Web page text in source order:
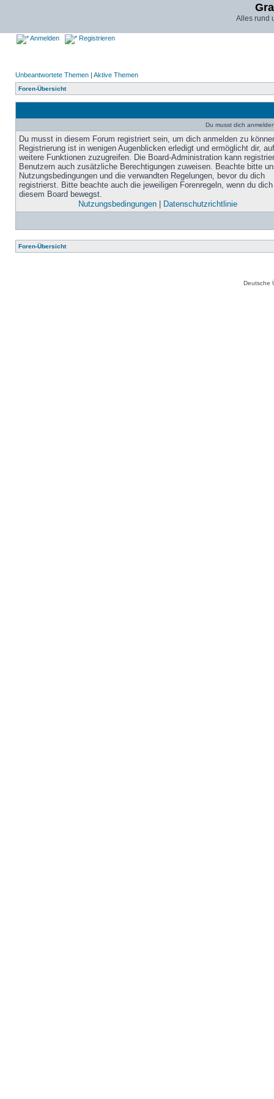
Alles rund
Anmelden Registrieren
Unbeantwortete Themen | Aktive Themen
Foren-Übersicht
Du musst dich
Du musst in diesem Forum registriert sein, um dich anmelden zu
Registrierung ist in wenigen Augenblicken erledigt und ermöglicht dir, auf
weitere Funktionen zuzugreifen. Die Board-Administration kann
Benutzern auch zusätzliche Berechtigungen zuweisen. Beachte bitte
Nutzungsbedingungen und die verwandten Regelungen, bevor du dich
registrierst. Bitte beachte auch die jeweiligen Forenregeln, wenn du
diesem Board bewegst.
Nutzungsbedingungen| Datenschutzrichtlinie
Foren-Übersicht
Deutsche